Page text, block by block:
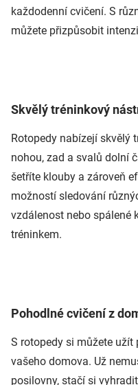
každodenní cvičení. S
můžete přizpůsobit
Skvělý tréninkový
Rotopedy nabízejí skvělý
nohou, zad a svalů dolní
šetříte klouby a zároveň
možností sledování
vzdálenost nebo spálené
tréninkem.
Pohodlné cvičení z
S rotopedy si můžete
vašeho domova. Už
posilovny, stačí si